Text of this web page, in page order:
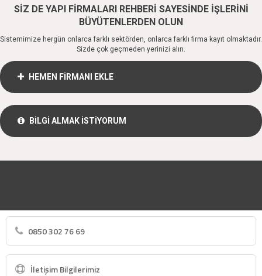
SİZ DE YAPI FİRMALARI REHBERİ SAYESİNDE İŞLERİNİ
BÜYÜTENLERDEN OLUN
Sistemimize hergün onlarca farklı sektörden, onlarca farklı firma kayıt olmaktadır.
Sizde çok geçmeden yerinizi alın.
HEMEN FİRMANI EKLE
BİLGİ ALMAK İSTİYORUM
0850 302 76 69
İletişim Bilgilerimiz